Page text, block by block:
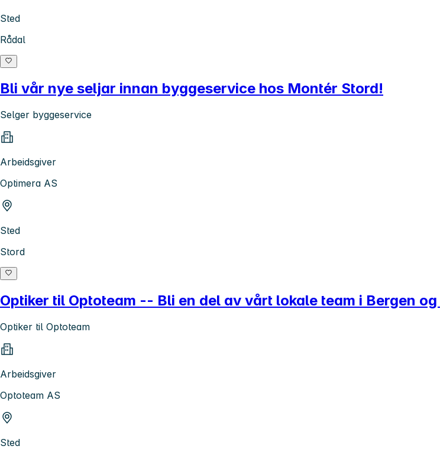
Sted
Rådal
Bli vår nye seljar innan byggeservice hos Montér Stord!
Selger byggeservice
Arbeidsgiver
Optimera AS
Sted
Stord
Optiker til Optoteam -- Bli en del av vårt lokale team i Bergen
Optiker til Optoteam
Arbeidsgiver
Optoteam AS
Sted